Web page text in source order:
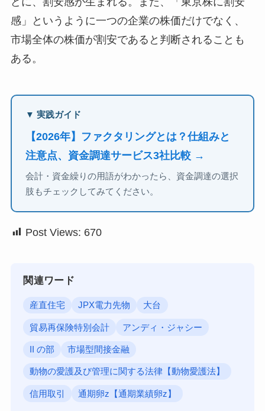
感」というように一つの企業の株価だけでなく、
市場全体の株価が割安であると判断されることも
ある。
▼ 実践ガイド
【2026年】ファクタリングとは？仕組みと
注意点、資金調達サービス3社比較 →
会計・資金繰りの用語がわかったら、資金調達の選択
肢もチェックしてみてください。
Post Views: 670
関連ワード
産直住宅 JPX電力先物 大台
貿易再保険特別会計 アンディ・ジャシー
II の部 市場型間接金融
動物の愛護及び管理に関する法律【動物愛護法】
信用取引 通期卵z【通期業績卵z】